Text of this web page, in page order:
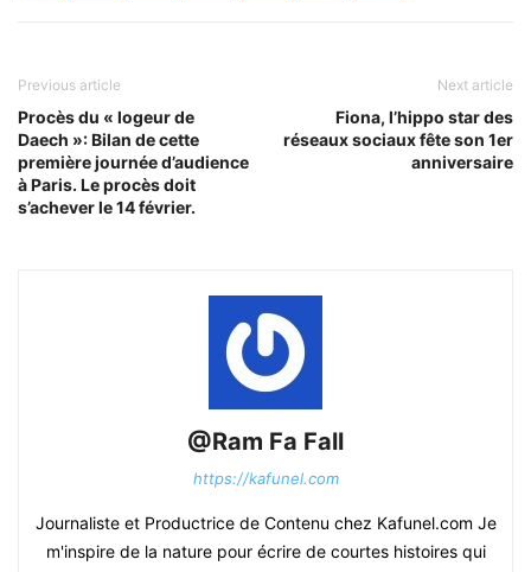
Previous article
Procès du « logeur de
Daech »: Bilan de cette
première journée d’audience
à Paris. Le procès doit
s’achever le 14 février.
Next article
Fiona, l’hippo star des
réseaux sociaux fête son 1er
anniversaire
@Ram Fa Fall
https://kafunel.com
Journaliste et Productrice de Contenu chez Kafunel.com Je
m'inspire de la nature pour écrire de courtes histoires qui